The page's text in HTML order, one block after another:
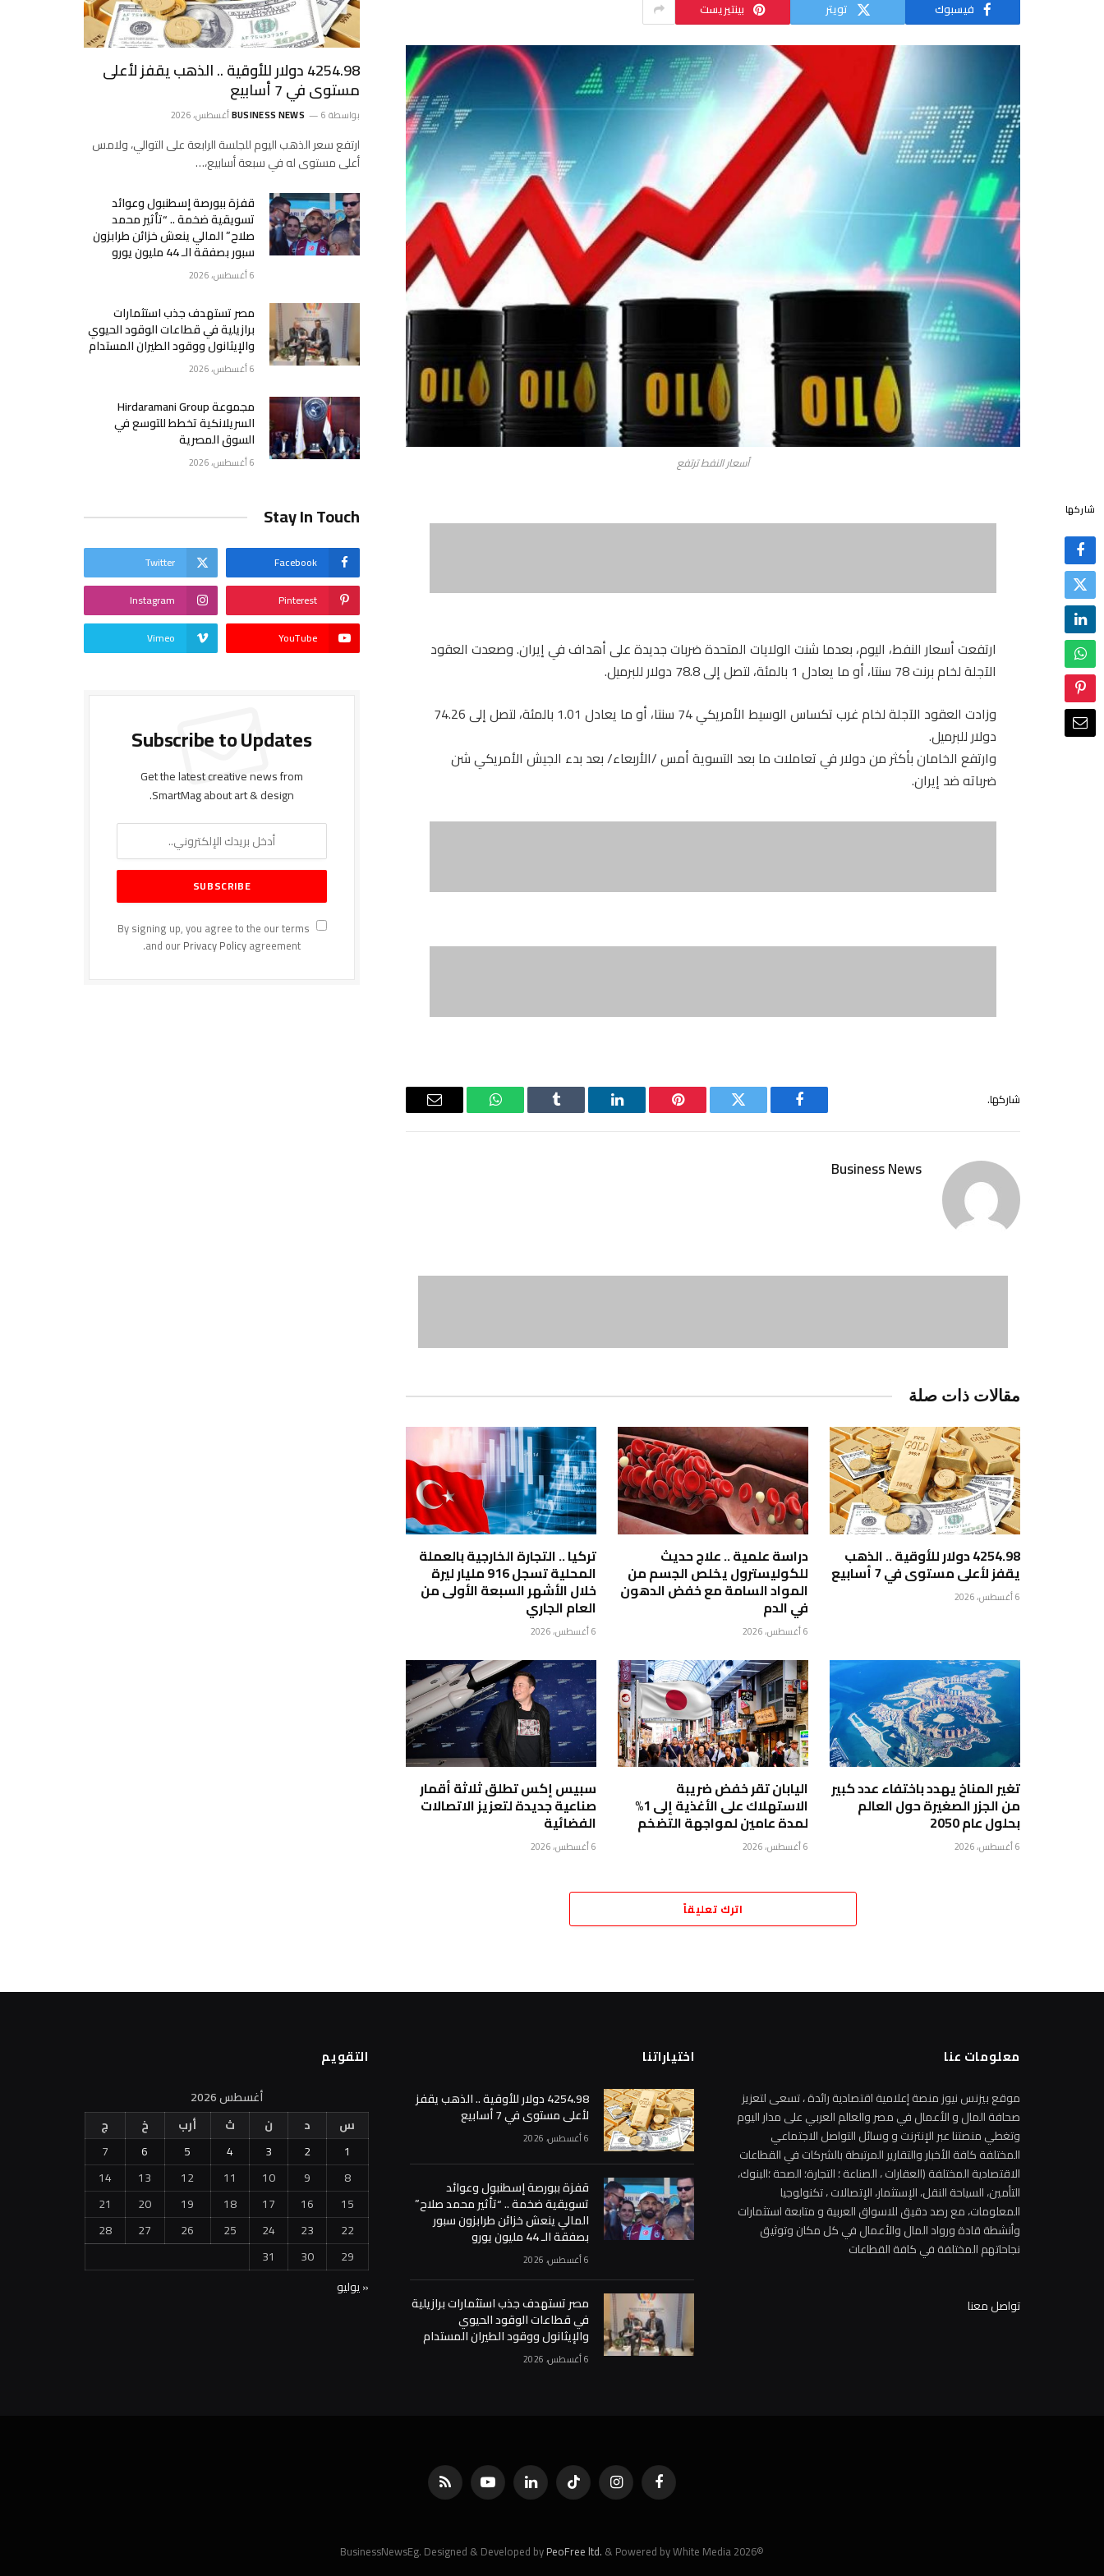
فيسبوك تويتر بينتيريست
أسعار النفط ترتفع
شاركها
ارتفعت أسعار النفط، اليوم، بعدما شنت الولايات المتحدة ضربات جديدة على أهداف في إيران. وصعدت العقود
الآجلة لخام برنت 78 سنتا، أو ما يعادل 1 بالمئة، لتصل إلى 78.8 دولار للبرميل.
وزادت العقود الآجلة لخام غرب تكساس الوسيط الأمريكي 74 سنتا، أو ما يعادل 1.01 بالمئة، لتصل إلى 74.26
دولار للبرميل.
وارتفع الخامان بأكثر من دولار في تعاملات ما بعد التسوية أمس /الأربعاء/ بعد بدء الجيش الأمريكي شن
ضرباته ضد إيران.
شاركها.
فيسبوك تويتر بينتيريستلينكدإن Tumblr واتساب
البريد
Business News
مقالات ذات صلة
4254.98 دولار للأوقية .. الذهب
يقفز لأعلى مستوى في 7 أسابيع
6 أغسطس، 2026
دراسة علمية .. علاج حديث
للكوليسترول يخلص الجسم من
المواد السامة مع خفض الدهون
في الدم
6 أغسطس، 2026
تركيا .. التجارة الخارجية بالعملة
المحلية تسجل 916 مليار ليرة
خلال الأشهر السبعة الأولى من
العام الجاري
6 أغسطس، 2026
تغير المناخ يهدد باختفاء عدد كبير
من الجزر الصغيرة حول العالم
بحلول عام 2050
6 أغسطس، 2026
اليابان تقر خفض ضريبة
الاستهلاك على الأغذية إلى 1%
لمدة عامين لمواجهة التضخم
6 أغسطس، 2026
سبيس إكس تطلق ثلاثة أقمار
صناعية جديدة لتعزيز الاتصالات
الفضائية
6 أغسطس، 2026
اترك تعليقاً
4254.98 دولار للأوقية .. الذهب يقفز لأعلى
مستوى في 7 أسابيع
بواسطة BUSINESS NEWS 6 أغسطس، 2026
ارتفع ‌سعر الذهب اليوم للجلسة الرابعة على التوالي، ولامس
‌أعلى مستوى له في سبعة أسابيع،…
قفزة ببورصة إسطنبول وعوائد
تسويقية ضخمة .. “تأثير محمد
صلاح” المالي ينعش خزائن طرابزون
سبور بصفقة الـ 44 مليون يورو
6 أغسطس، 2026
مصر تستهدف جذب استثمارات
برازيلية في قطاعات الوقود الحيوي
والإيثانول ووقود الطيران المستدام
6 أغسطس، 2026
مجموعة Hirdaramani Group
السريلانكية تخطط للتوسع في
السوق المصرية
6 أغسطس، 2026
Stay In Touch
Facebook
Twitter
Pinterest
Instagram
YouTube
Vimeo
Subscribe to Updates
Get the latest creative news from
SmartMag about art & design.
By signing up, you agree to the our terms
and ourPrivacy Policyagreement.
معلومات عنا
موقع بيزنس نيوز منصة إعلامية اقتصادية رائدة ، تسعى لتعزيز
صحافة المال و الأعمال في مصر والعالم العربي على مدار اليوم
وتغطي منصتنا عبر الإنترنت و وسائل التواصل الاجتماعي
المختلفة كافة الأخبار والتقارير المرتبطة بالشركات في القطاعات
الاقتصادية المختلفة (العقارات ، الصناعة ؛ التجارة؛ الصحة ؛البنوك،
التأمين، السياحة النقل، الإستثمار، الإتصالات ، تكنولوجيا
المعلومات، مع رصد دقيق للاسواق العربية و متابعة استثمارات
وأنشطة قادة ورواد المال والأعمال في كل مكان وتوثيق
نجاحاتهم المختلفة في كافة القطاعات
تواصل معنا
اختياراتنا
4254.98 دولار للأوقية .. الذهب يقفز
لأعلى مستوى في 7 أسابيع
6 أغسطس، 2026
قفزة ببورصة إسطنبول وعوائد
تسويقية ضخمة .. “تأثير محمد صلاح”
المالي ينعش خزائن طرابزون سبور
بصفقة الـ 44 مليون يورو
6 أغسطس، 2026
مصر تستهدف جذب استثمارات برازيلية
في قطاعات الوقود الحيوي
والإيثانول ووقود الطيران المستدام
6 أغسطس، 2026
التقويم
أغسطس 2026
س
د ن ث أرب خ
ج
1
2
3
4
5
6
7
8
9
10
11
12
13
14
15
16
17
18
19
20
21
22
23
24
25
26
27
28
29
30
31
« يوليو
فيسبوك الانستغرامتيكتوك لينكدإن يوتيوب RSS
©2026 BusinessNewsEg. Designed & Developed by
PeoFree ltd. & Powered by White Media